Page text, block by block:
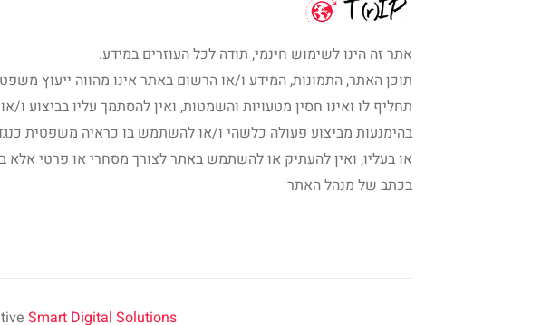
אתר זה הינו לשימוש חינמי, תודה לכל העוזרים במידע.
תוכן האתר, התמונות, המידע ו/או הרשום באתר אינו מהווה ייעוץ
תחליף לו ואינו חסין מטעויות והשמטות, ואין להסתמך עליו בביצוע ו/או
בהימנעות מביצוע פעולה כלשהי ו/או להשתמש בו כראיה משפטית
או בעליו, ואין להעתיק או להשתמש באתר לצורך מסחרי או פרטי אלא
בכתב של מנהל האתר
Smart Digital Solutions | ©